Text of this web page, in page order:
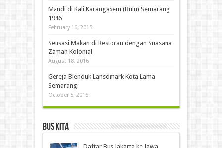
Mandi di Kali Karangasem (Bulu) Semarang
1946
February 16, 2015
Sensasi Makan di Restoran dengan Suasana
Zaman Kolonial
August 18, 2016
Gereja Blenduk Lansdmark Kota Lama
Semarang
October 5, 2015
Bus Kita
Daftar Bus Jakarta ke Jawa